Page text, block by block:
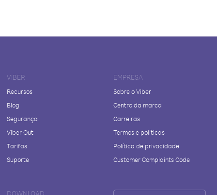
VIBER
Recursos
Blog
Segurança
Viber Out
Tarifas
Suporte
EMPRESA
Sobre o Viber
Centro da marca
Carreiras
Termos e políticas
Política de privacidade
Customer Complaints Code
DOWNLOAD